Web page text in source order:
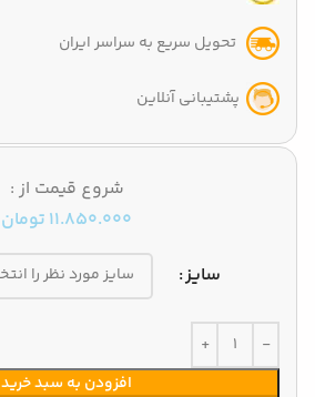
تحویل سریع به سراسر ایران
پشتیبانی آنلاین
شروع قیمت از :
11.850.000 تومان
سایز
افزودن به سبد خرید